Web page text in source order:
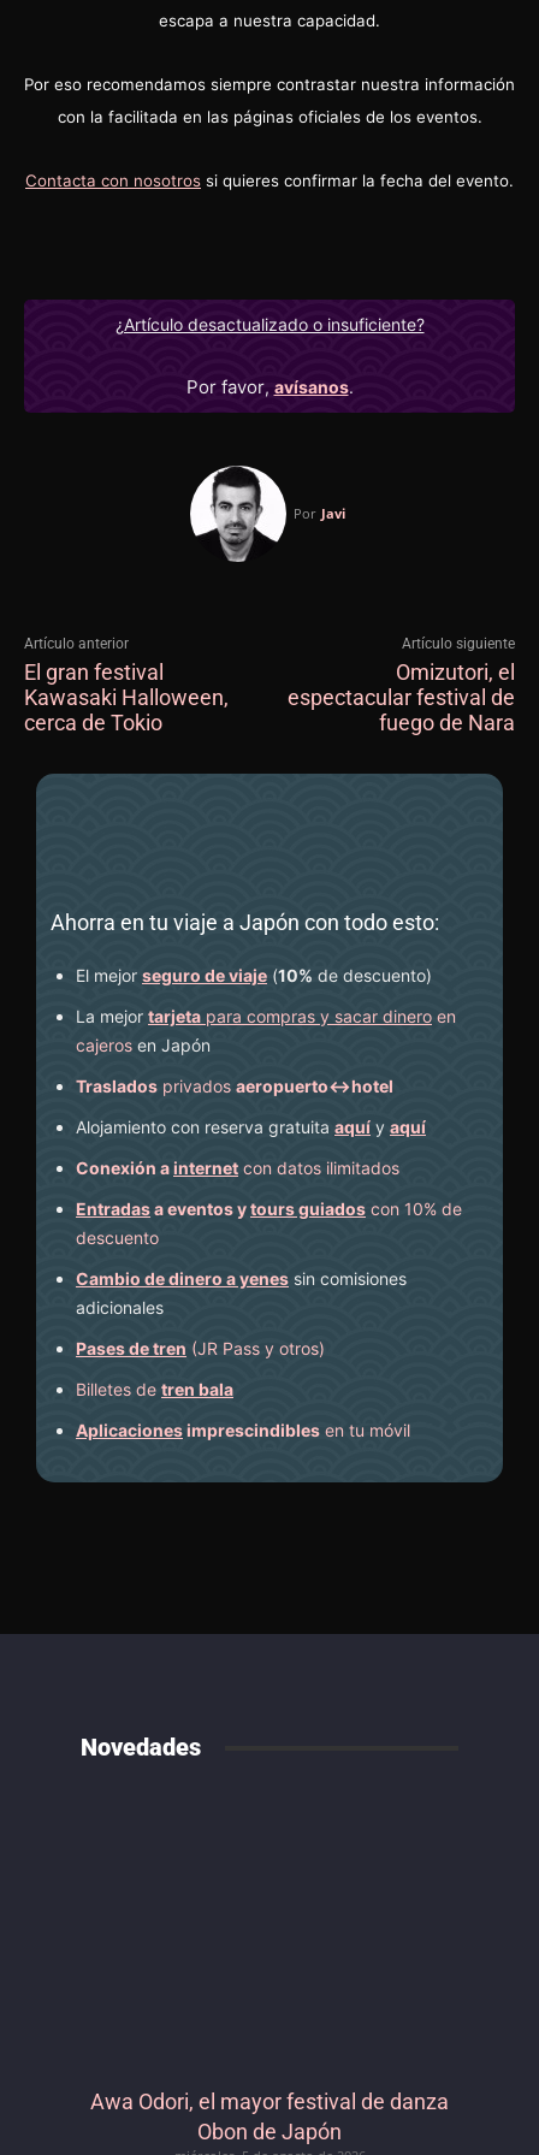
escapa a nuestra capacidad.
Por eso recomendamos siempre contrastar nuestra información
con la facilitada en las páginas oficiales de los eventos.
Contacta con nosotros si quieres confirmar la fecha del evento.
¿Artículo desactualizado o insuficiente?
Por favor, avísanos.
Por Javi
Artículo anterior
El gran festival
Kawasaki Halloween,
cerca de Tokio
Artículo siguiente
Omizutori, el
espectacular festival de
fuego de Nara
Ahorra en tu viaje a Japón con todo esto:
El mejor seguro de viaje (10% de descuento)
La mejor tarjeta para compras y sacar dinero en
cajeros en Japón
Traslados privados aeropuerto↔hotel
Alojamiento con reserva gratuita aquí y aquí
Conexión ainternet con datos ilimitados
Entradasa eventos ytours guiados con 10% de
descuento
Cambio de dinero a yenes sin comisiones
adicionales
Pases de tren (JR Pass y otros)
Billetes de tren bala
Aplicacionesimprescindibles en tu móvil
Novedades
Awa Odori, el mayor festival de danza
Obon de Japón